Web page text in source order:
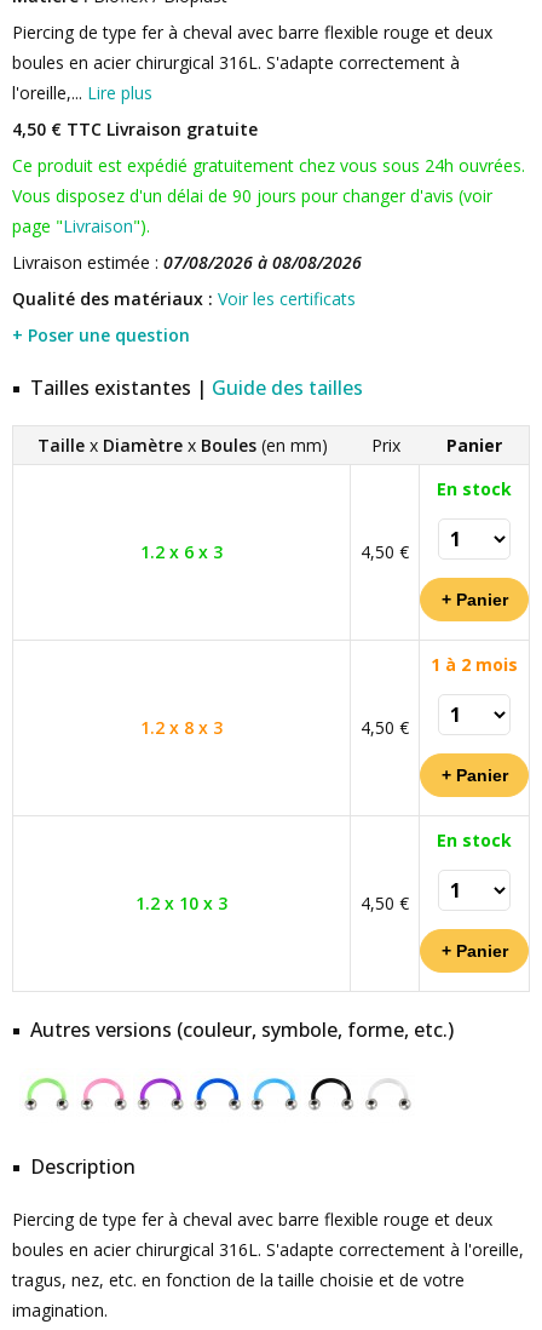
Piercing de type fer à cheval avec barre flexible rouge et deux
boules en acier chirurgical 316L. S'adapte correctement à
l'oreille,... Lire plus
4,50 € TTC Livraison gratuite
Ce produit est expédié gratuitement chez vous sous 24h ouvrées.
Vous disposez d'un délai de 90 jours pour changer d'avis (voir
page "Livraison").
Livraison estimée : 07/08/2026 à 08/08/2026
Qualité des matériaux : Voir les certificats
+ Poser une question
Tailles existantes | Guide des tailles
Taille x Diamètre x Boules (en mm) Prix Panier
1.2 x 6 x 3 4,50 €
En stock
1.2 x 8 x 3 4,50 €
1 à 2 mois
1.2 x 10 x 3 4,50 €
En stock
Autres versions (couleur, symbole, forme, etc.)
Description
Piercing de type fer à cheval avec barre flexible rouge et deux
boules en acier chirurgical 316L. S'adapte correctement à l'oreille,
tragus, nez, etc. en fonction de la taille choisie et de votre
imagination.